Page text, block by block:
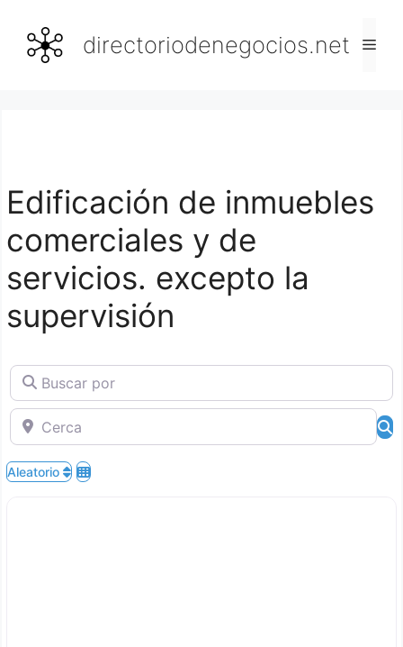
contenido
directoriodenegocios.net
Edificación de inmuebles
comerciales y de
servicios. excepto la
supervisión
Buscar por
Cerca
Aleatorio